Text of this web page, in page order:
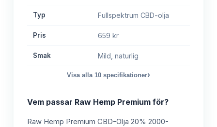
Typ Fullspektrum CBD-olja
Pris 659 kr
Smak Mild, naturlig
Visa alla 10 specifikationer›
Vem passar Raw Hemp Premium för?
Raw Hemp Premium CBD-Olja 20% 2000-